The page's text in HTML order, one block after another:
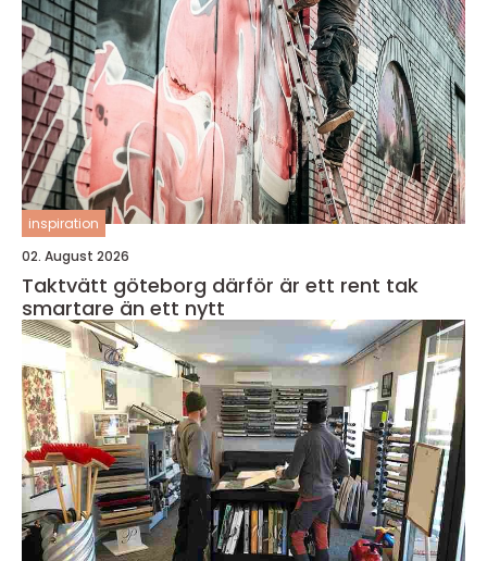
inspiration
02. August 2026
Taktvätt göteborg därför är ett rent tak
smartare än ett nytt